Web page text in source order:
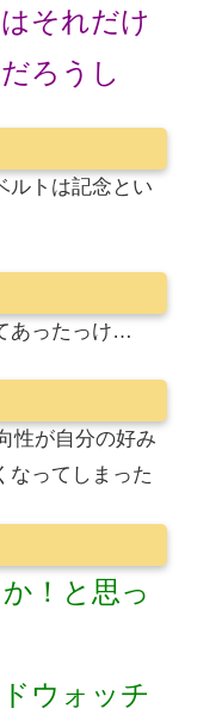
それだけ
ろうし
ルトは記念とい
あったっけ…
性が自分の好み
なってしまった
！と思っ
ウォッチ